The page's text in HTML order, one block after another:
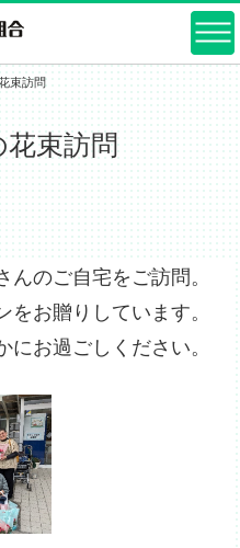
束訪問
花束訪問
のご自宅をご訪問。
お贈りしています。
お過ごしください。